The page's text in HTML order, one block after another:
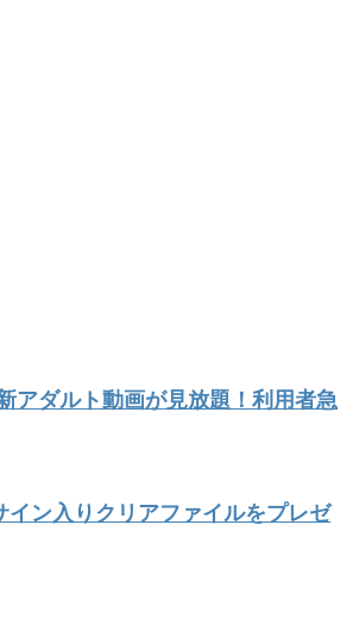
アダルト動画が見放題！利用者急
イン入りクリアファイルをプレゼ